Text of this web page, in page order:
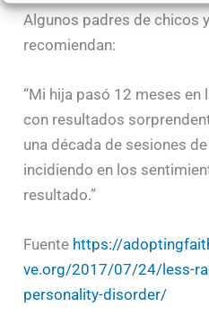
Algunos padres de chicos
recomiendan:
“Mi hija pasó 12 meses en
con resultados
una década de sesiones
incidiendo en los
resultado.”
Fuente https://
ve.org/2017/07/24/less-
personality-disorder/